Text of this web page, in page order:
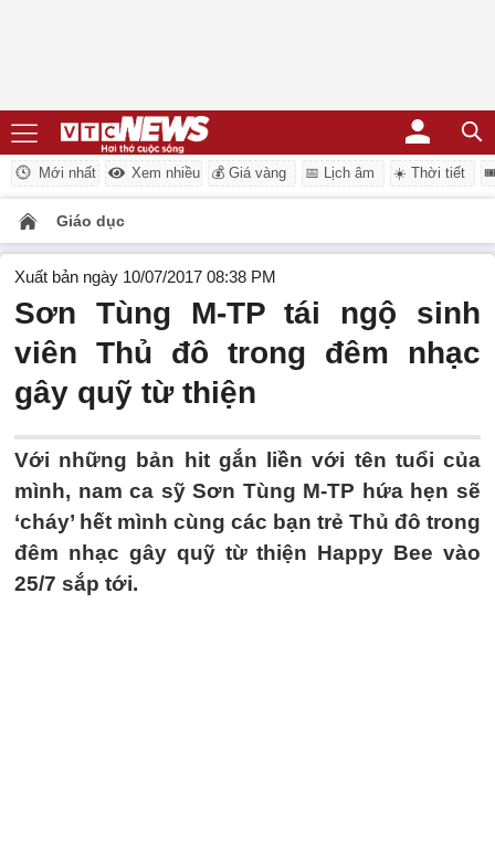
Mới nhất Xem nhiều 💰 Giá vàng 📅 Lịch âm ☀️ Thời tiết
Giáo dục
Xuất bản ngày 10/07/2017 08:38 PM
Sơn Tùng M-TP tái ngộ sinh
viên Thủ đô trong đêm nhạc
gây quỹ từ thiện
Với những bản hit gắn liền với tên tuổi của
mình, nam ca sỹ Sơn Tùng M-TP hứa hẹn sẽ
‘cháy’ hết mình cùng các bạn trẻ Thủ đô trong
đêm nhạc gây quỹ từ thiện Happy Bee vào
25/7 sắp tới.